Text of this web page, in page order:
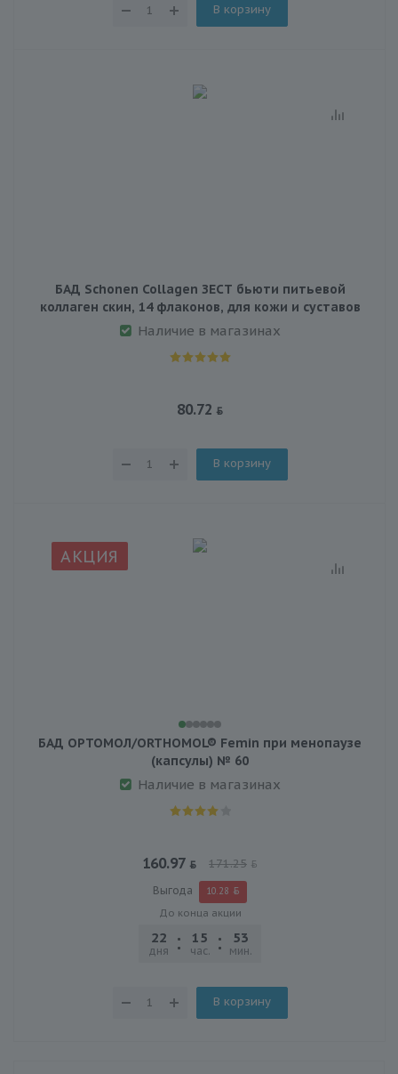
В корзину
БАД Schonen Collagen ЗЕСТ бьюти питьевой
коллаген скин, 14 флаконов, для кожи и суставов
Наличие в магазинах
80.72
В корзину
АКЦИЯ
БАД ОРТОМОЛ/ORTHOMOL® Femin при менопаузе
(капсулы) № 60
Наличие в магазинах
160.97 171.25
Выгода 10.28
До конца акции
22
дня
15
час.
53
мин.
В корзину